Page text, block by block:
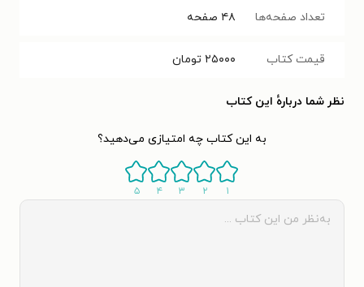
تعداد صفحه‌ها ۴۸ صفحه
قیمت کتاب ۲۵۰۰۰ تومان
نظر شما دربارهٔ این کتاب
به این کتاب چه امتیازی می‌دهید؟
۱ ۲ ۳ ۴ ۵